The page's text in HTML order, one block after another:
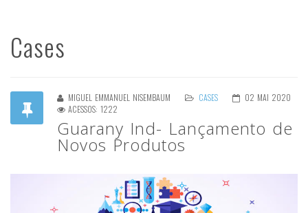
Cases
MIGUEL EMMANUEL NISEMBAUM CASES
02 MAI 2020
ACESSOS: 1222
Guarany Ind- Lançamento de
Novos Produtos